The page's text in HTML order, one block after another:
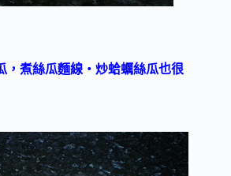
，煮絲瓜麵線‧炒蛤蠣絲瓜也很